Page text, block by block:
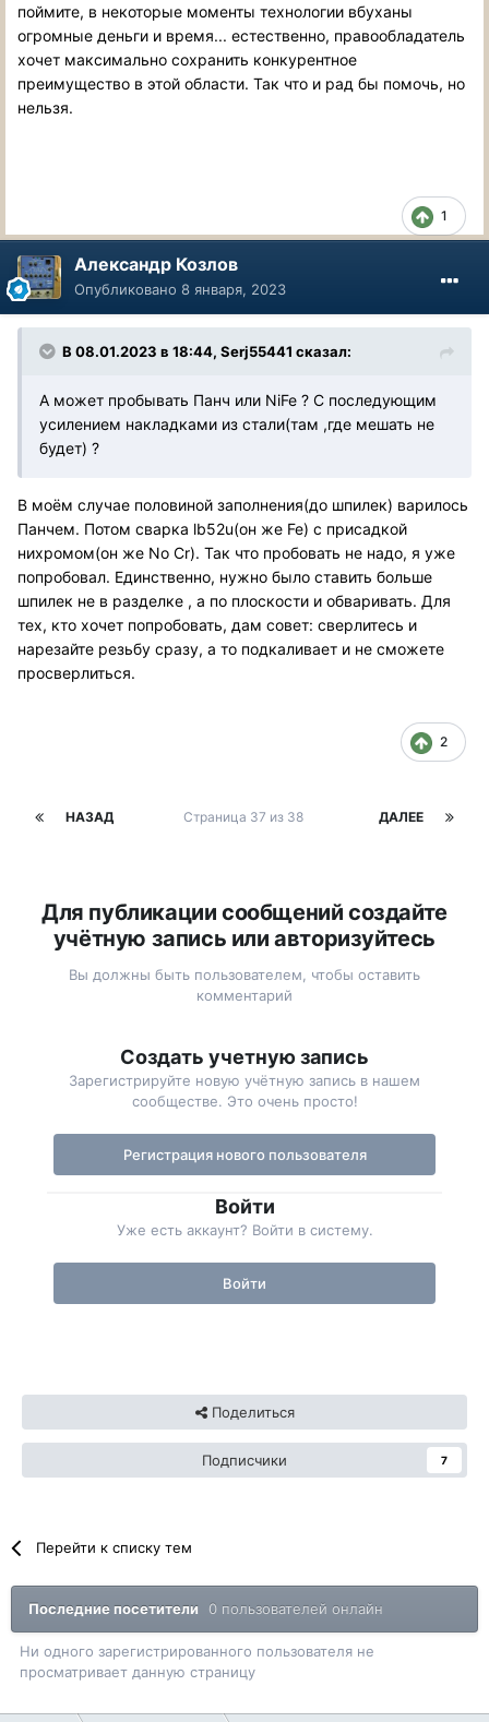
поймите, в некоторые моменты технологии вбуханы
огромные деньги и время... естественно, правообладатель
хочет максимально сохранить конкурентное
преимущество в этой области. Так что и рад бы помочь, но
нельзя.
1
Александр Козлов
Опубликовано 8 января, 2023
В 08.01.2023 в 18:44, Serj55441 сказал:
А может пробывать Панч или NiFe ? С последующим
усилением накладками из стали(там ,где мешать не
будет) ?
В моём случае половиной заполнения(до шпилек) варилось
Панчем. Потом сварка lb52u(он же Fe) с присадкой
нихромом(он же No Cr). Так что пробовать не надо, я уже
попробовал. Единственно, нужно было ставить больше
шпилек не в разделке , а по плоскости и обваривать. Для
тех, кто хочет попробовать, дам совет: сверлитесь и
нарезайте резьбу сразу, а то подкаливает и не сможете
просверлиться.
2
НАЗАД ДАЛЕЕ
Страница 37 из 38
Для публикации сообщений создайте
учётную запись или авторизуйтесь
Вы должны быть пользователем, чтобы оставить
комментарий
Создать учетную запись
Зарегистрируйте новую учётную запись в нашем
сообществе. Это очень просто!
Регистрация нового пользователя
Войти
Уже есть аккаунт? Войти в систему.
Войти
Поделиться
Подписчики 7
Перейти к списку тем
Последние посетители 0 пользователей онлайн
Ни одного зарегистрированного пользователя не
просматривает данную страницу